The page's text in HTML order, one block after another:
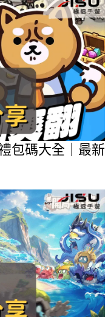
包碼大全｜最新